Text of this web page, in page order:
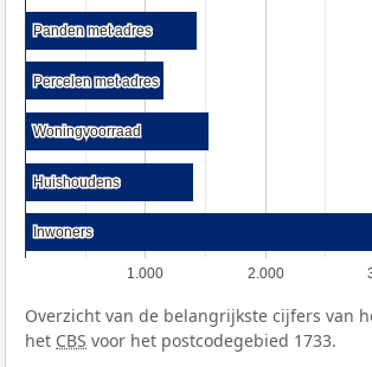
1.000 2.000
Panden met adres
Panden met adres
Percelen met adres
Percelen met adres
Woningvoorraad
Woningvoorraad
Huishoudens
Huishoudens
Inwoners
Inwoners
Overzicht van de belangrijkste cijfers van
het CBS voor het postcodegebied 1733.